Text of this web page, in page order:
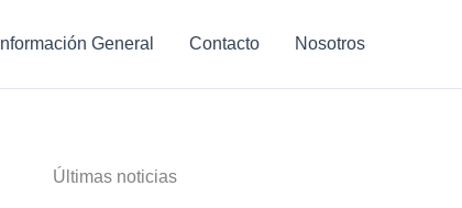
Información General Contacto Nosotros
Últimas noticias